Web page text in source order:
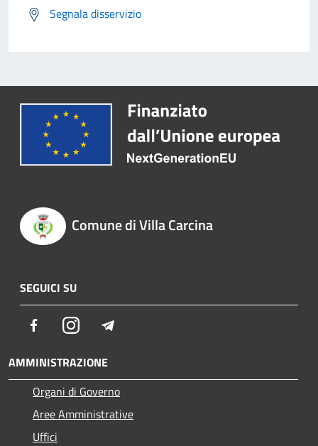
Segnala disservizio
Comune di Villa Carcina
SEGUICI SU
FacebookInstagram
AMMINISTRAZIONE
Organi di Governo
Aree Amministrative
Uffici